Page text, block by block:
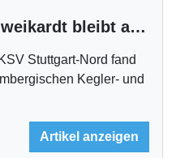
Kegeln/Bowling: Schweikardt bleibt an der Spitze des WKBV
Stuttgart-Nord fand
Kegler- und
Artikel anzeigen